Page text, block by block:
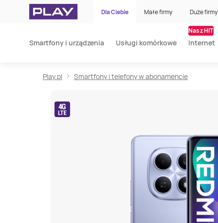
Dla Ciebie Małe firmy Duże firmy
Smartfony i urządzenia Usługi komórkowe Internet
Nasz HIT
Play.pl Smartfony i telefony w abonamencie